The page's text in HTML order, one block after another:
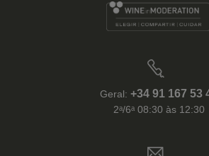
Geral: +34 91 167 53
2ᵃ/6ᵃ 08:30 às 12:30